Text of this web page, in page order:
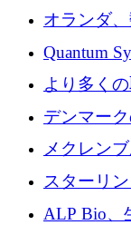
ウェア層
オランダ
との提携
ースト戦
Quantum
米国の主
る、6 月に
より多く
年 6 月に
デンマー
ンタム・
ェア投資
を確保
メクレン
Nextcloud
戦略を拡大
スターリ
ALP Bio、